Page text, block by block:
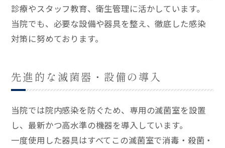
診療やスタッフ教育、衛生管理に活かしています。
当院でも、必要な設備や器具を整え、徹底した感染
対策に努めております。
先進的な滅菌器・設備の導入
当院では院内感染を防ぐため、専用の滅菌室を設置
し、最新かつ高水準の機器を導入しています。
一度使用した器具はすべてこの滅菌室で消毒・殺菌・